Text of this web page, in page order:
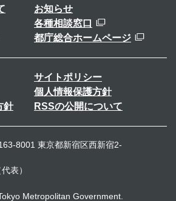
お知らせ
各種相談窓口
都庁総合ホームページ
サイトポリシー
個人情報保護方針
針
RSSの公開について
8001 東京都新宿区西新宿2-
表）
Metropolitan Government.